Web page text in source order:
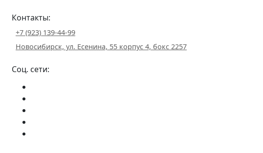
Контакты:
+7 (923) 139-44-99
Новосибирск, ул. Есенина, 55 корпус 4, бокс 2257
Соц. сети: